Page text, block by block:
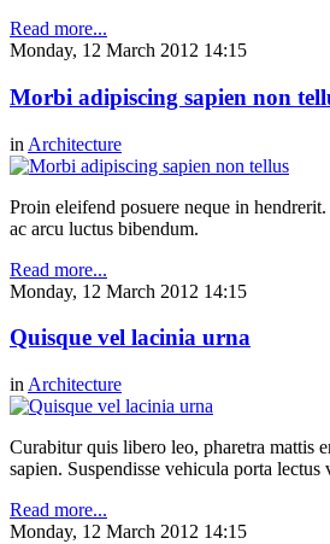
Read more...
Monday, 12 March 2012 14:15
Morbi adipiscing sapien non
in Architecture
Proin eleifend posuere neque in
ac arcu luctus bibendum.
Read more...
Monday, 12 March 2012 14:15
Quisque vel lacinia urna
in Architecture
Curabitur quis libero leo, pharetra mattis
sapien. Suspendisse vehicula porta
Read more...
Monday, 12 March 2012 14:15